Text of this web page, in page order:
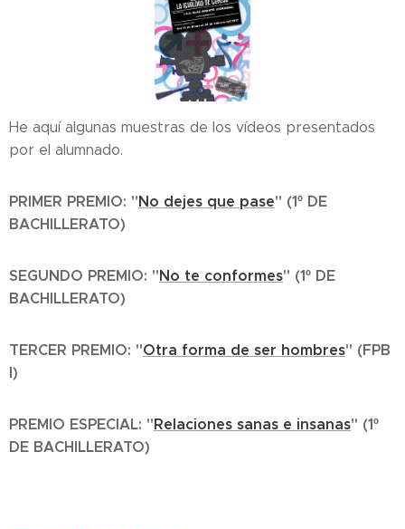
He aquí algunas muestras de los vídeos presentados
por el alumnado.
PRIMER PREMIO: "No dejes que pase" (1º DE
BACHILLERATO)
SEGUNDO PREMIO: "No te conformes" (1º DE
BACHILLERATO)
TERCER PREMIO: "Otra forma de ser hombres" (FPB
I)
PREMIO ESPECIAL: "Relaciones sanas e insanas" (1º
DE BACHILLERATO)